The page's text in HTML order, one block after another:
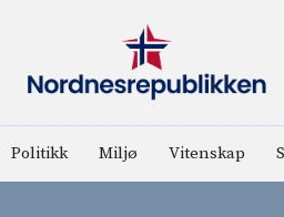
Politikk Miljø Vitenskap